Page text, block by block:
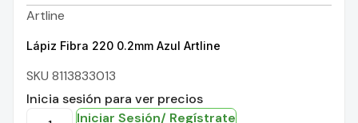
Artline
Lápiz Fibra 220 0.2mm Azul Artline
SKU 8113833013
Inicia sesión para ver precios
Iniciar Sesión/ Regístrate